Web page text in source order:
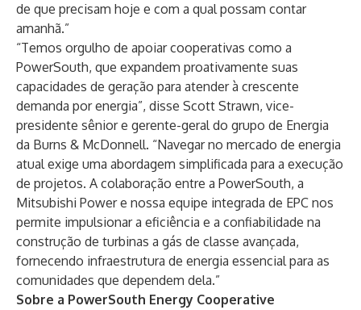
de que precisam hoje e com a qual possam contar
amanhã.”
“Temos orgulho de apoiar cooperativas como a
PowerSouth, que expandem proativamente suas
capacidades de geração para atender à crescente
demanda por energia”, disse Scott Strawn, vice-
presidente sênior e gerente-geral do grupo de Energia
da Burns & McDonnell. “Navegar no mercado de energia
atual exige uma abordagem simplificada para a execução
de projetos. A colaboração entre a PowerSouth, a
Mitsubishi Power e nossa equipe integrada de EPC nos
permite impulsionar a eficiência e a confiabilidade na
construção de turbinas a gás de classe avançada,
fornecendo infraestrutura de energia essencial para as
comunidades que dependem dela.”
Sobre a PowerSouth Energy Cooperative